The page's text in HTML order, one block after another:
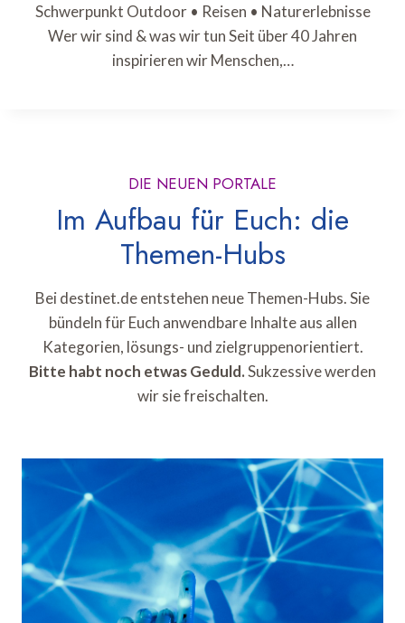
Schwerpunkt Outdoor • Reisen • Naturerlebnisse
Wer wir sind & was wir tun Seit über 40 Jahren
inspirieren wir Menschen,…
DIE NEUEN PORTALE
Im Aufbau für Euch: die
Themen-Hubs
Bei destinet.de entstehen neue Themen-Hubs. Sie
bündeln für Euch anwendbare Inhalte aus allen
Kategorien, lösungs- und zielgruppenorientiert.
Bitte habt noch etwas Geduld.Sukzessive werden
wir sie freischalten.